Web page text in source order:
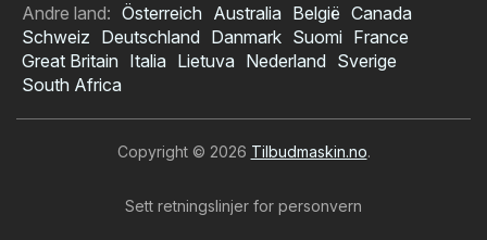
Andre land: Österreich Australia België Canada
Schweiz Deutschland Danmark Suomi France
Great Britain Italia Lietuva Nederland Sverige
South Africa
Copyright © 2026 Tilbudmaskin.no.
Sett retningslinjer for personvern